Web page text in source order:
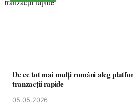
De ce tot mai mulți români aleg
tranzacții rapide
05.05.2026